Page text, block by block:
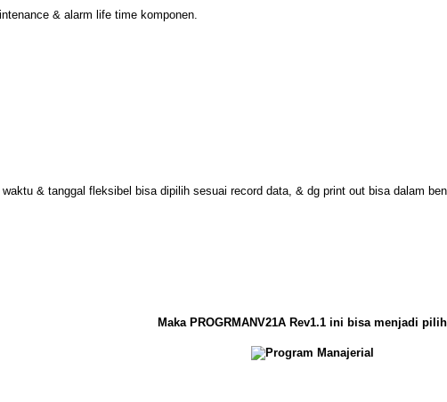
& alarm life time komponen.
& tanggal fleksibel bisa dipilih sesuai record data, & dg print out bisa dalam
Maka PROGRMANV21A Rev1.1 ini bisa menjadi